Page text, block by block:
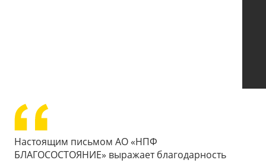
Настоящим письмом АО «НПФ
БЛАГОСОСТОЯНИЕ» выражает благодарность